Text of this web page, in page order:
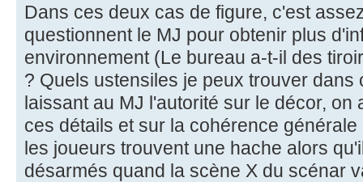
Dans ces deux cas de figure, c'est
questionnent le MJ pour obtenir plus
environnement (Le bureau a-t-il des
? Quels ustensiles je peux trouver dans
laissant au MJ l'autorité sur le décor, on
ces détails et sur la cohérence
les joueurs trouvent une hache alors
désarmés quand la scène X du scénar